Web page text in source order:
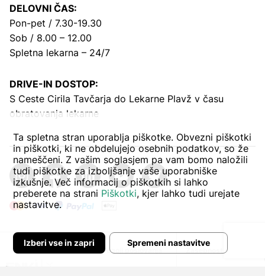
DELOVNI ČAS:
Pon-pet / 7.30-19.30
Sob / 8.00 – 12.00
Spletna lekarna – 24/7
DRIVE-IN DOSTOP:
S Ceste Cirila Tavčarja do Lekarne Plavž v času
obratovanja lekarne
Pogoji poslovanja Zasebnost in piškoti
Ta spletna stran uporablja piškotke. Obvezni piškotki
in piškotki, ki ne obdelujejo osebnih podatkov, so že
nameščeni. Z vašim soglasjem pa vam bomo naložili
tudi piškotke za izboljšanje vaše uporabniške
izkušnje. Več informacij o piškotkih si lahko
preberete na strani Piškotki, kjer lahko tudi urejate
nastavitve.
Spremeni nastavitve
Izberi vse in zapri